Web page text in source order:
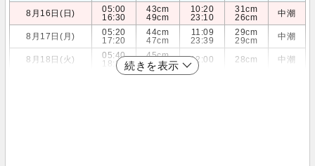
8月16日(日)
05:00
16:30
43cm
49cm
10:20
23:10
31cm
26cm
中潮
8月17日(月)
05:20
17:20
44cm
47cm
11:09
23:39
29cm
29cm
中潮
8月18日(火)
05:40
18:20
45cm
44cm
12:00 28cm 中潮
続きを表示